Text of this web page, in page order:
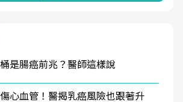
是腸癌前兆？醫師這樣說
心血管！醫揭乳癌風險也跟著升